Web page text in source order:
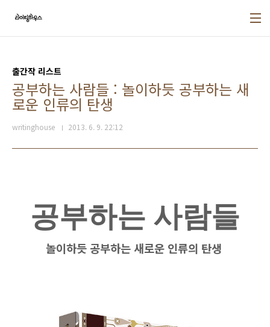
출간작 리스트
공부하는 사람들 : 놀이하듯 공부하는 새
로운 인류의 탄생
writinghouse 2013. 6. 9. 22:12
공부하는 사람들
놀이하듯 공부하는 새로운 인류의 탄생